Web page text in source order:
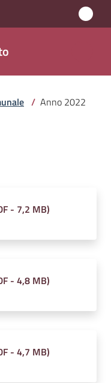
/ Anno 2022
- 7,2 MB)
- 4,8 MB)
- 4,7 MB)